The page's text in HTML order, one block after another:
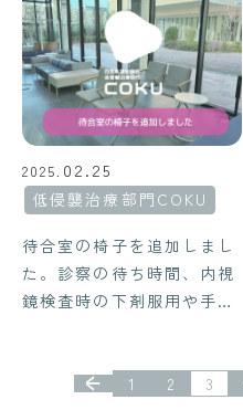
外科では、外科専門医・消
化器外科専門医をはじめ、
高度な技術を証明する内視
鏡外科技術認定医や肝胆膵
外科高度技能専門医が在
籍。安全で精緻な低侵襲手
術を提供しています。
2025. 02.25
低侵襲治療部門COKU
待合室の椅子を追加しまし
た。診察の待ち時間、内視
鏡検査時の下剤服用や手術
ようにしてきたいと思いま
1 2 3